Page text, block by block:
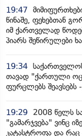
19:47
წინაშე, ფეხებთან
იმ ქართველად
პიარს შეწირულები
19:34
თავად "ქართული
ფურცლებს შეავსებს
19:29
2008 წელს
"გამარჯვება" ვინც
კატასტროფა და